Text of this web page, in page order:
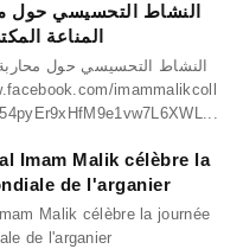
النشاط التحسيسي حول
المناعة
Imam Malik célèbre la
de l'arganier
Malik célèbre la journée
de l'arganier